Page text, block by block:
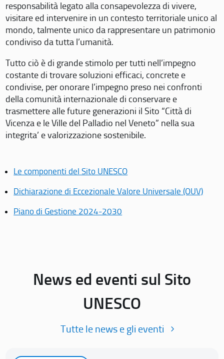
responsabilità legato alla consapevolezza di vivere,
visitare ed intervenire in un contesto territoriale unico al
mondo, talmente unico da rappresentare un patrimonio
condiviso da tutta l’umanità.
Tutto ciò è di grande stimolo per tutti nell’impegno
costante di trovare soluzioni efficaci, concrete e
condivise, per onorare l’impegno preso nei confronti
della comunità internazionale di conservare e
trasmettere alle future generazioni il Sito “Città di
Vicenza e le Ville del Palladio nel Veneto” nella sua
integrita’ e valorizzazione sostenibile.
Le componenti del Sito UNESCO
Dichiarazione di Eccezionale Valore Universale (OUV)
Piano di Gestione 2024-2030
News ed eventi sul Sito
UNESCO
Tutte le news e gli eventi